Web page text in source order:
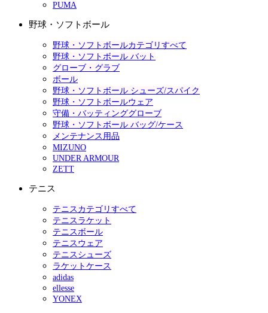
PUMA
野球・ソフトボール
野球・ソフトボールカテゴリすべて
野球・ソフトボール バット
グローブ・グラブ
ボール
野球・ソフトボール シューズ/スパイク
野球・ソフトボールウェア
守備・バッティンググローブ
野球・ソフトボール バッグ/ケース
メンテナンス用品
MIZUNO
UNDER ARMOUR
ZETT
テニス
テニスカテゴリすべて
テニスラケット
テニスボール
テニスウェア
テニスシューズ
ラケットケース
adidas
ellesse
YONEX